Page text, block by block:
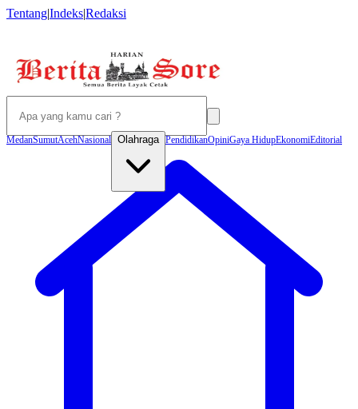
Tentang|Indeks|Redaksi
MedanSumutAcehNasional Olahraga PendidikanOpiniGaya HidupEkonomiEditorial